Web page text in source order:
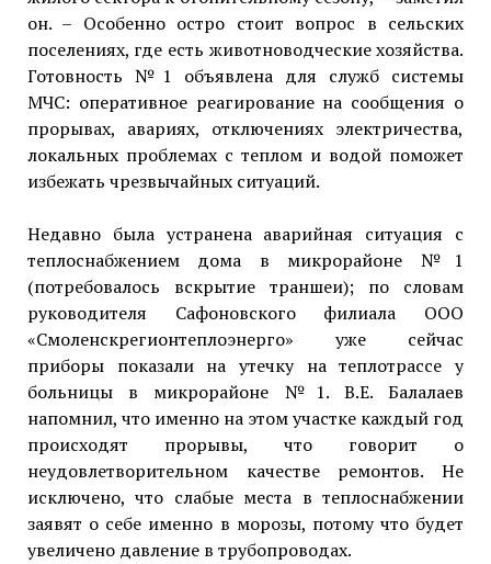
он. – Особенно остро стоит вопрос в сельских
поселениях, где есть животноводческие хозяйства.
Готовность №1 объявлена для служб системы
МЧС: оперативное реагирование на сообщения о
прорывах, авариях, отключениях электричества,
локальных проблемах с теплом и водой поможет
избежать чрезвычайных ситуаций.
Недавно была устранена аварийная ситуация с
теплоснабжением дома в микрорайоне №1
(потребовалось вскрытие траншеи); по словам
руководителя Сафоновского филиала ООО
«Смоленскрегионтеплоэнерго» уже сейчас
приборы показали на утечку на теплотрассе у
больницы в микрорайоне №1. В.Е. Балалаев
напомнил, что именно на этом участке каждый год
происходят прорывы, что говорит о
неудовлетворительном качестве ремонтов. Не
исключено, что слабые места в теплоснабжении
заявят о себе именно в морозы, потому что будет
увеличено давление в трубопроводах.